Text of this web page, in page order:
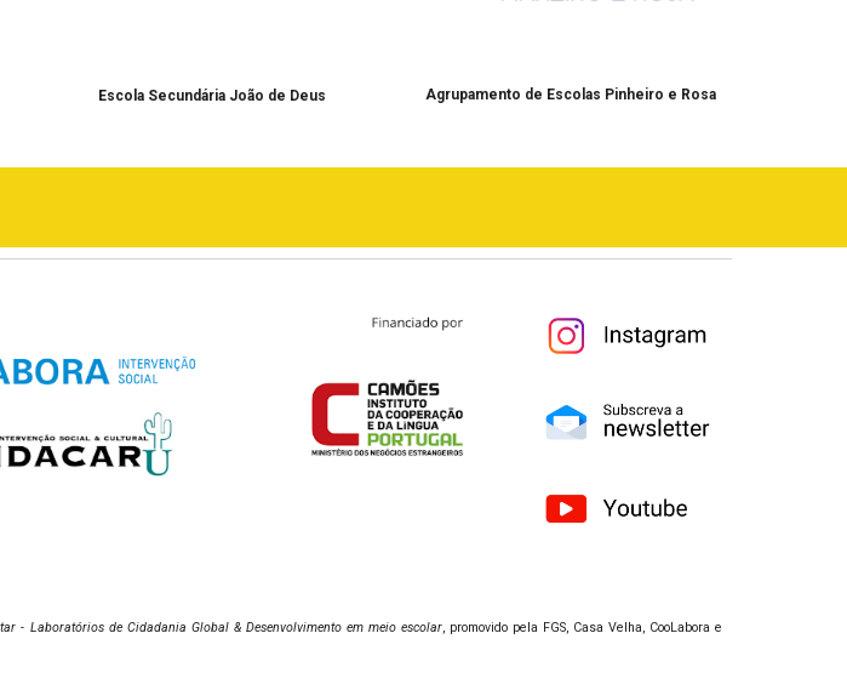
Escola Secundária João de Deus Agrupamento de Escolas Pinheiro e Rosa
- Laboratórios de Cidadania Global & Desenvolvimento em meio escolar, promovido pela FGS, Casa Velha, CooLabora e